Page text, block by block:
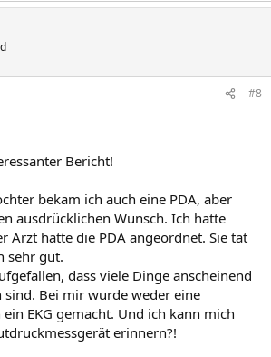
#8
Bericht!
bekam ich auch eine PDA, aber
ausdrücklichen Wunsch. Ich hatte
Arzt hatte die PDA angeordnet. Sie tat
sehr gut.
dass viele Dinge anscheinend
Bei mir wurde weder eine
EKG gemacht. Und ich kann mich
erinnern?!